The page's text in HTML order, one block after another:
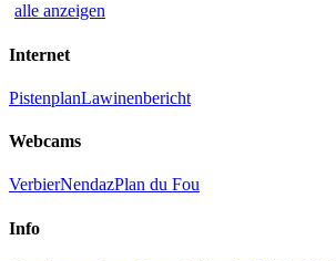
alle anzeigen
Internet
PistenplanLawinenbericht
Webcams
VerbierNendazPlan du Fou
Info